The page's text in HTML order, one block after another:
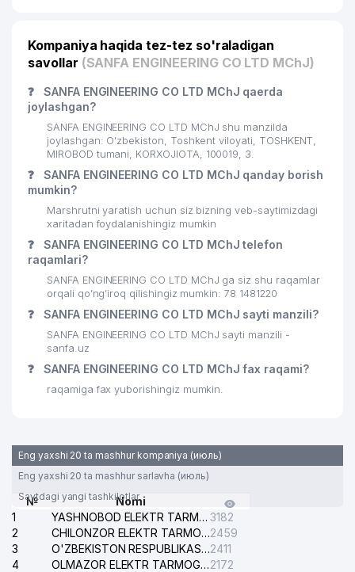
Kompaniya haqida tez-tez so'raladigan
savollar (SANFA ENGINEERING CO LTD MChJ)
❓
SANFA ENGINEERING CO LTD MChJ qaerda
joylashgan?
SANFA ENGINEERING CO LTD MChJ shu manzilda
joylashgan: O'zbekiston, Toshkent viloyati, TOSHKENT,
MIROBOD tumani, KORXOJIOTA, 100019, 3.
❓
SANFA ENGINEERING CO LTD MChJ qanday borish
mumkin?
Marshrutni yaratish uchun siz bizning veb-saytimizdagi
xaritadan foydalanishingiz mumkin
❓
SANFA ENGINEERING CO LTD MChJ telefon
raqamlari?
SANFA ENGINEERING CO LTD MChJ ga siz shu raqamlar
orqali qo’ng’iroq qilishingiz mumkin: 78 1481220
❓ SANFA ENGINEERING CO LTD MChJ sayti manzili?
SANFA ENGINEERING CO LTD MChJ sayti manzili -
sanfa.uz
❓ SANFA ENGINEERING CO LTD MChJ fax raqami?
raqamiga fax yuborishingiz mumkin.
Eng yaxshi 20 ta mashhur kompaniya (июль)
Eng yaxshi 20 ta mashhur sarlavha (июль)
Saytdagi yangi tashkilotlar
№
Nomi
1
YASHNOBOD ELEKTR TARMOG'I NOSOZLIKLARI XIZMATI 3182
2
CHILONZOR ELEKTR TARMOG'I NOSOZLIK XIZMATI2459
3
O'ZBEKISTON RESPUBLIKASI BOSH PROKURATURASI ISHONCH TELEFONI2411
4
OLMAZOR ELEKTR TARMOG'I NOSOZLIKLARI XIZMATI2172